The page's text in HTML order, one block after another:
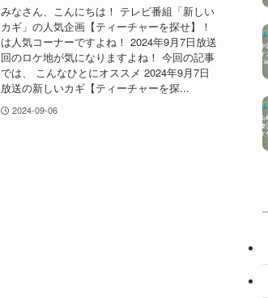
みなさん、こんにちは！ テレビ番組「新しい
カギ」の人気企画【ティーチャーを探せ】！
は人気コーナーですよね！ 2024年9月7日放送
回のロケ地が気になりますよね！ 今回の記事
では、 こんなひとにオススメ 2024年9月7日
放送の新しいカギ【ティーチャーを探...
2024-09-06